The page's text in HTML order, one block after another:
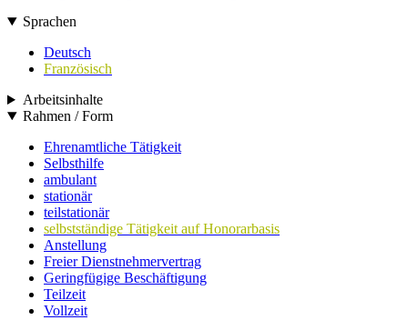
Sprachen
Deutsch
Französisch
Arbeitsinhalte
Rahmen / Form
Ehrenamtliche Tätigkeit
Selbsthilfe
ambulant
stationär
teilstationär
selbstständige Tätigkeit auf Honorarbasis
Anstellung
Freier Dienstnehmervertrag
Geringfügige Beschäftigung
Teilzeit
Vollzeit